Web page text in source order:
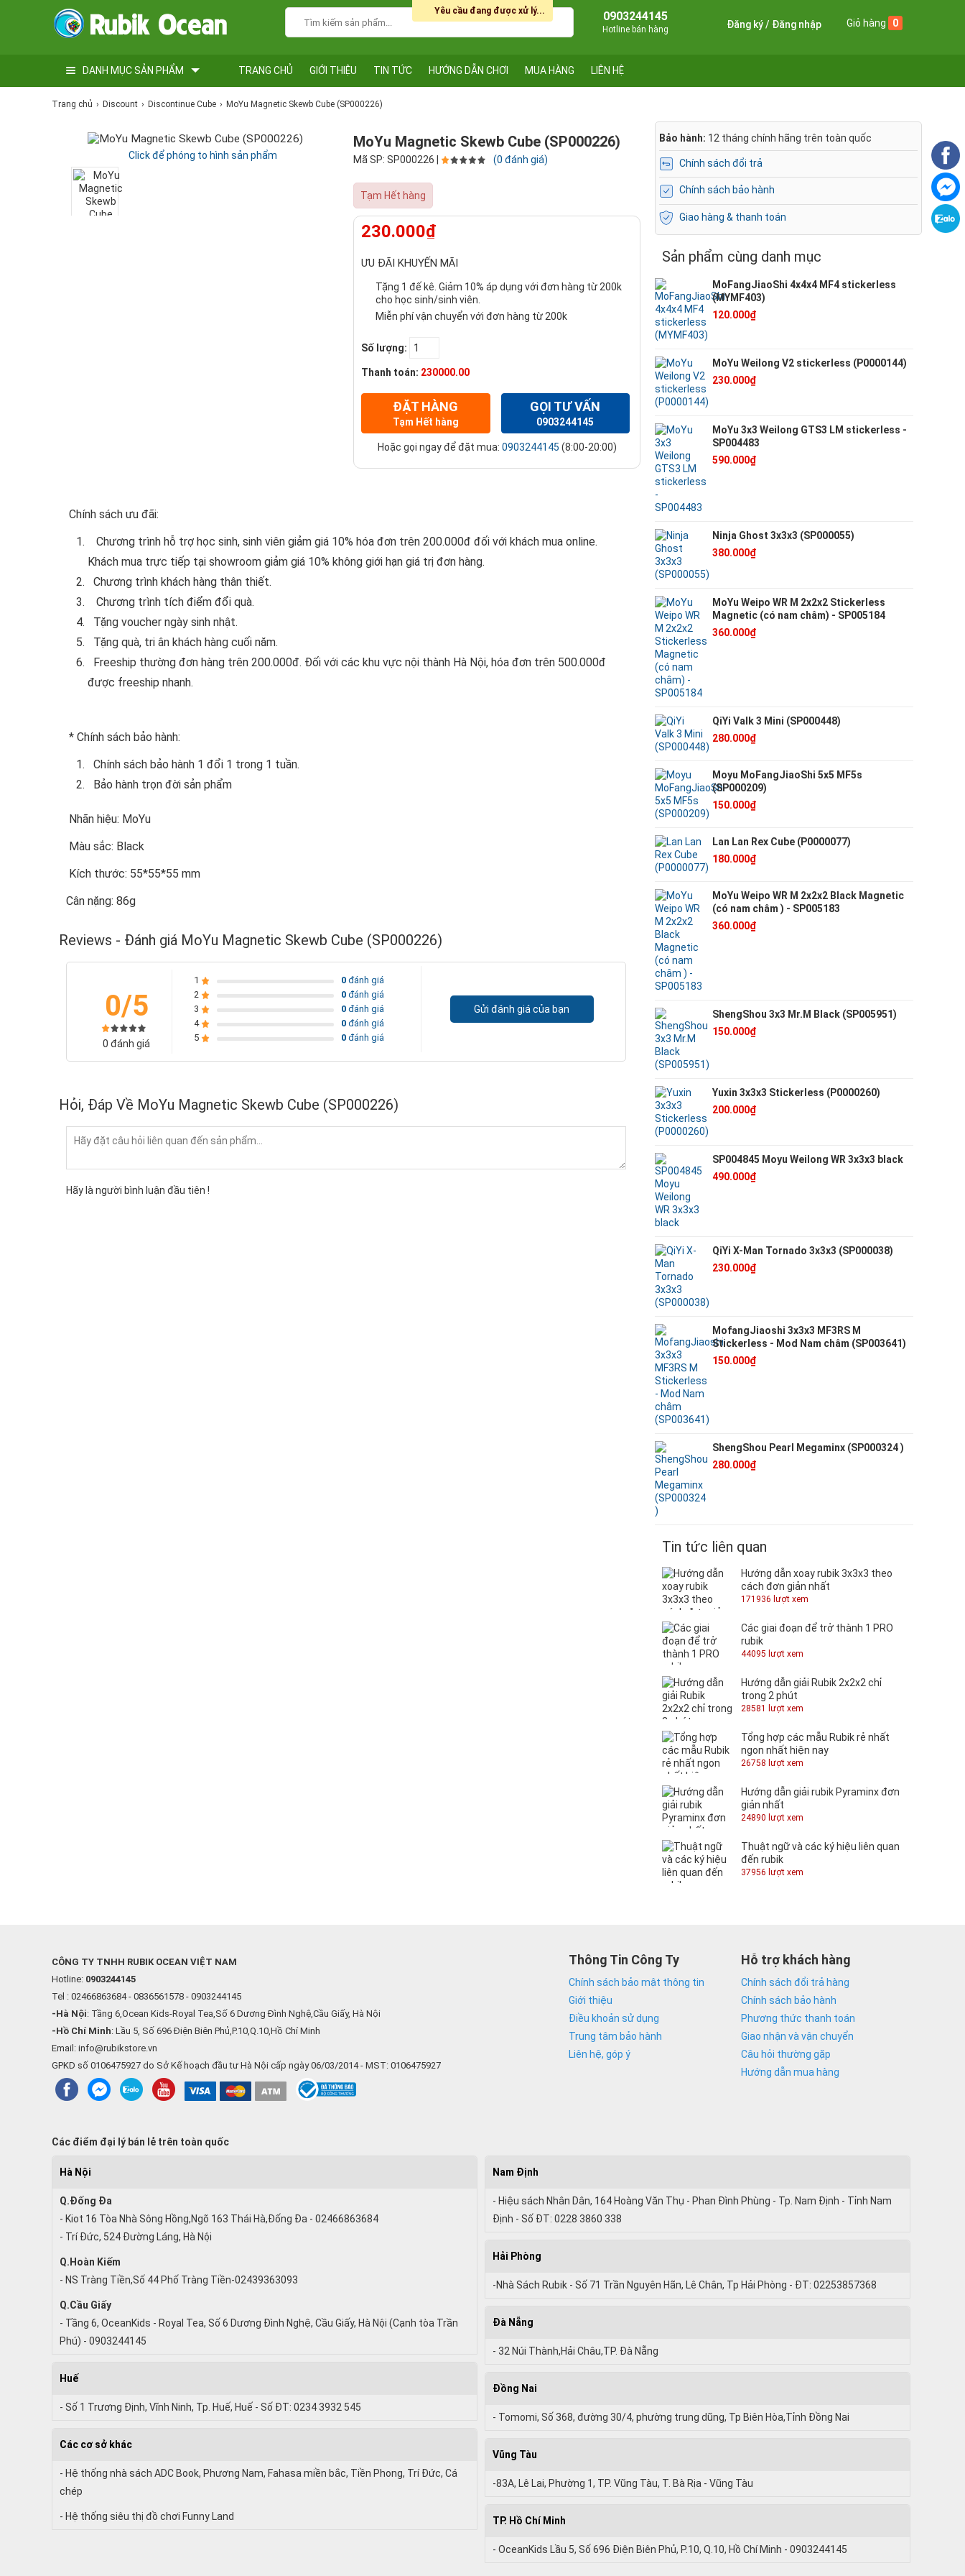
0903244145
Hotline bán hàng Đăng ký Đăng nhập Giỏ hàng 0
DANH MỤC SẢN PHẨM TRANG CHỦ GIỚI THIỆU TIN TỨC HƯỚNG DẪN CHƠI MUA HÀNG LIÊN HỆ
Trang chủ Discount Discontinue Cube MoYu Magnetic Skewb Cube (SP000226)
Click để phóng to hình sản phẩm
MoYu Magnetic Skewb Cube (SP000226)
Mã SP: SP000226 | (0 đánh giá)
Tạm Hết hàng
230.000₫
ƯU ĐÃI KHUYẾN MÃI
Tặng 1 đế kê. Giảm 10% áp dụng với đơn hàng từ 200k
cho học sinh/sinh viên.
Miễn phí vận chuyển với đơn hàng từ 200k
Số lượng:
Thanh toán: 230000.00
ĐẶT HÀNG
Tạm Hết hàng
GỌI TƯ VẤN
0903244145
Hoặc gọi ngay để đặt mua: 0903244145 (8:00-20:00)
Chính sách ưu đãi:
Chương trình hỗ trợ học sinh, sinh viên giảm giá 10% hóa đơn trên 200.000đ đối với khách mua online.
Khách mua trực tiếp tại showroom giảm giá 10% không giới hạn giá trị đơn hàng.
Chương trình khách hàng thân thiết.
Chương trình tích điểm đổi quà.
Tặng voucher ngày sinh nhật.
Tặng quà, tri ân khách hàng cuối năm.
Freeship thường đơn hàng trên 200.000đ. Đối với các khu vực nội thành Hà Nội, hóa đơn trên 500.000đ
được freeship nhanh.
* Chính sách bảo hành:
Chính sách bảo hành 1 đổi 1 trong 1 tuần.
Bảo hành trọn đời sản phẩm
Nhãn hiệu: MoYu
Màu sắc: Black
Kích thước: 55*55*55 mm
Cân nặng: 86g
Reviews - Đánh giá MoYu Magnetic Skewb Cube (SP000226)
0/5
0 đánh giá
1 0đánh giá
2
0đánh giá
3
0đánh giá
4
0đánh giá
5
0đánh giá
Gửi đánh giá của bạn
Hỏi, Đáp Về MoYu Magnetic Skewb Cube (SP000226)
Hãy là người bình luận đầu tiên !
Bảo hành: 12 tháng chính hãng trên toàn quốc
Chính sách đổi trả
Chính sách bảo hành
Giao hàng & thanh toán
Sản phẩm cùng danh mục
MoFangJiaoShi 4x4x4 MF4 stickerless
(MYMF403)
120.000₫
MoYu Weilong V2 stickerless (P0000144)
230.000₫
MoYu 3x3 Weilong GTS3 LM stickerless -
SP004483
590.000₫
Ninja Ghost 3x3x3 (SP000055)
380.000₫
MoYu Weipo WR M 2x2x2 Stickerless
Magnetic (có nam châm) - SP005184
360.000₫
QiYi Valk 3 Mini (SP000448)
280.000₫
Moyu MoFangJiaoShi 5x5 MF5s
(SP000209)
150.000₫
Lan Lan Rex Cube (P0000077)
180.000₫
MoYu Weipo WR M 2x2x2 Black Magnetic
(có nam châm ) - SP005183
360.000₫
ShengShou 3x3 Mr.M Black (SP005951)
150.000₫
Yuxin 3x3x3 Stickerless (P0000260)
200.000₫
SP004845 Moyu Weilong WR 3x3x3 black
490.000₫
QiYi X-Man Tornado 3x3x3 (SP000038)
230.000₫
MofangJiaoshi 3x3x3 MF3RS M
Stickerless - Mod Nam châm (SP003641)
150.000₫
ShengShou Pearl Megaminx (SP000324 )
280.000₫
Tin tức liên quan
Hướng dẫn xoay rubik 3x3x3 theo
cách đơn giản nhất
171936 lượt xem
Các giai đoạn để trở thành 1 PRO
rubik
44095 lượt xem
Hướng dẫn giải Rubik 2x2x2 chỉ
trong 2 phút
28581 lượt xem
Tổng hợp các mẫu Rubik rẻ nhất
ngon nhất hiện nay
26758 lượt xem
Hướng dẫn giải rubik Pyraminx đơn
giản nhất
24890 lượt xem
Thuật ngữ và các ký hiệu liên quan
đến rubik
37956 lượt xem
CÔNG TY TNHH RUBIK OCEAN VIỆT NAM
Hotline: 0903244145
Tel : 02466863684 - 0836561578 - 0903244145
-Hà Nội: Tầng 6,Ocean Kids-Royal Tea,Số 6 Dương Đình Nghệ,Cầu Giấy, Hà Nội
-Hồ Chí Minh: Lầu 5, Số 696 Điện Biên Phủ,P.10,Q.10,Hồ Chí Minh
Email: info@rubikstore.vn
GPKD số 0106475927 do Sở Kế hoạch đầu tư Hà Nội cấp ngày 06/03/2014 - MST: 0106475927
Thông Tin Công Ty
Chính sách bảo mật thông tin
Giới thiệu
Điều khoản sử dụng
Trung tâm bảo hành
Liên hệ, góp ý
Hỗ trợ khách hàng
Chính sách đổi trả hàng
Chính sách bảo hành
Phương thức thanh toán
Giao nhận và vận chuyển
Câu hỏi thường gặp
Hướng dẫn mua hàng
Các điểm đại lý bán lẻ trên toàn quốc
Hà Nội
Q.Đống Đa
- Kiot 16 Tòa Nhà Sông Hồng,Ngõ 163 Thái Hà,Đống Đa - 02466863684
- Trí Đức, 524 Đường Láng, Hà Nội
Q.Hoàn Kiếm
- NS Tràng Tiền,Số 44 Phố Tràng Tiền-02439363093
Q.Cầu Giấy
- Tầng 6, OceanKids - Royal Tea, Số 6 Dương Đình Nghệ, Cầu Giấy, Hà Nội (Cạnh tòa Trần
Phú) - 0903244145
Huế
- Số 1 Trương Định, Vĩnh Ninh, Tp. Huế, Huế - Số ĐT: 0234 3932 545
Các cơ sở khác
- Hệ thống nhà sách ADC Book, Phương Nam, Fahasa miền bắc, Tiền Phong, Trí Đức, Cá
chép
- Hệ thống siêu thị đồ chơi Funny Land
Nam Định
- Hiệu sách Nhân Dân, 164 Hoàng Văn Thụ - Phan Đình Phùng - Tp. Nam Định - Tỉnh Nam
Định - Số ĐT: 0228 3860 338
Hải Phòng
-Nhà Sách Rubik - Số 71 Trần Nguyên Hãn, Lê Chân, Tp Hải Phòng - ĐT: 02253857368
Đà Nẵng
- 32 Núi Thành,Hải Châu,TP. Đà Nẵng
Đồng Nai
- Tomomi, Số 368, đường 30/4, phường trung dũng, Tp Biên Hòa,Tỉnh Đồng Nai
Vũng Tàu
-83A, Lê Lai, Phường 1, TP. Vũng Tàu, T. Bà Rịa - Vũng Tàu
TP. Hồ Chí Minh
- OceanKids Lầu 5, Số 696 Điện Biên Phủ, P.10, Q.10, Hồ Chí Minh - 0903244145
Yêu cầu đang được xử lý...